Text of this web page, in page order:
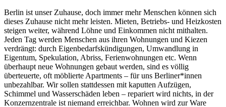
Berlin ist unser Zuhause, doch immer mehr Menschen können sich
dieses Zuhause nicht mehr leisten. Mieten, Betriebs- und Heizkosten
steigen weiter, während Löhne und Einkommen nicht mithalten.
Jeden Tag werden Menschen aus ihren Wohnungen und Kiezen
verdrängt: durch Eigenbedarfskündigungen, Umwandlung in
Eigentum, Spekulation, Abriss, Ferienwohnungen etc. Wenn
überhaupt neue Wohnungen gebaut werden, sind es völlig
überteuerte, oft möblierte Apartments – für uns Berliner*innen
unbezahlbar. Wir sollen stattdessen mit kaputten Aufzügen,
Schimmel und Wasserschäden leben – repariert wird nichts, in der
Konzernzentrale ist niemand erreichbar. Wohnen wird zur Ware